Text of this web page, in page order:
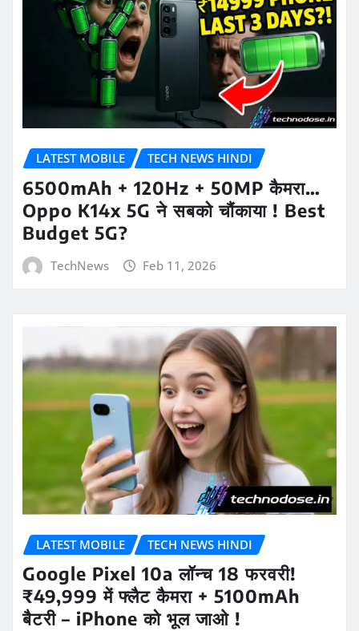
LATEST MOBILE TECH NEWS HINDI
6500mAh + 120Hz + 50MP कैमरा…
Oppo K14x 5G ने सबको चौंकाया ! Best
Budget 5G?
TechNews Feb 11, 2026
LATEST MOBILE TECH NEWS HINDI
Google Pixel 10a लॉन्च 18 फरवरी!
₹49,999 में फ्लैट कैमरा + 5100mAh
बैटरी – iPhone को भूल जाओ !